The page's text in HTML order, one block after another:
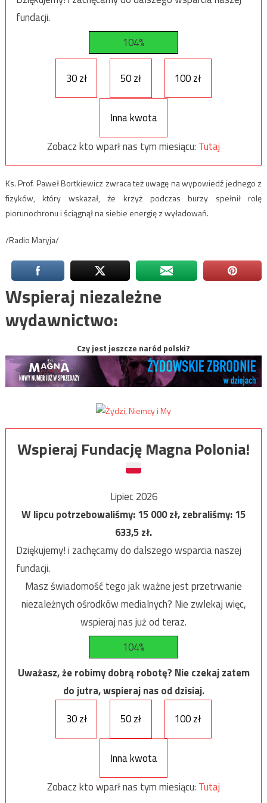
fundacji.
104%
30 zł 50 zł 100 zł
Inna kwota
Zobacz kto wparł nas tym miesiącu: Tutaj
Ks. Prof. Paweł Bortkiewicz zwraca też uwagę na wypowiedź jednego z
fizyków, który wskazał, że krzyż podczas burzy spełnił rolę
piorunochronu i ściągnął na siebie energię z wyładowań.
/Radio Maryja/
Wspieraj niezależne
wydawnictwo:
Czy jest jeszcze naród polski?
Wspieraj Fundację Magna Polonia!
Lipiec 2026
W lipcu potrzebowaliśmy:15 000zł, zebraliśmy:15
633,5zł.
Dziękujemy! i zachęcamy do dalszego wsparcia naszej
fundacji.
Masz świadomość tego jak ważne jest przetrwanie
niezależnych ośrodków medialnych? Nie zwlekaj więc,
wspieraj nas już od teraz.
104%
Uważasz, że robimy dobrą robotę? Nie czekaj zatem
do jutra, wspieraj nas od dzisiaj.
30 zł
50 zł 100 zł
Inna kwota
Zobacz kto wparł nas tym miesiącu: Tutaj